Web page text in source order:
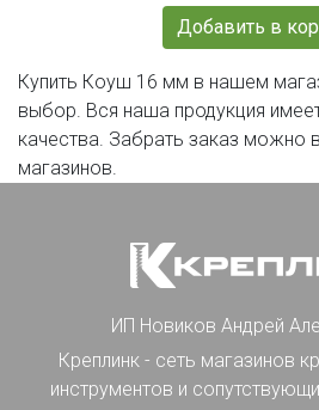
Добавить в
Купить Коуш 16 мм в нашем
выбор. Вся наша продукция
качества. Забрать заказ можно
магазинов.
ИП Новиков Андрей
Креплинк - сеть магазинов
инструментов и